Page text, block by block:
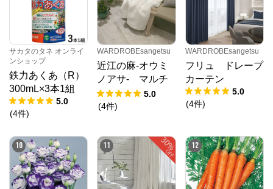
サカタのタネ オンライ
ンショップ
鉄力あくあ（R）
300mL×3本1組
5.0
(4件)
WARDROBEsangetsu
近江の麻-オウミ
ノアサ- マルチ
カバー
5.0
(4件)
WARDROBEsangetsu
フリュ ドレープ
カーテン
5.0
(4件)
10 11 12